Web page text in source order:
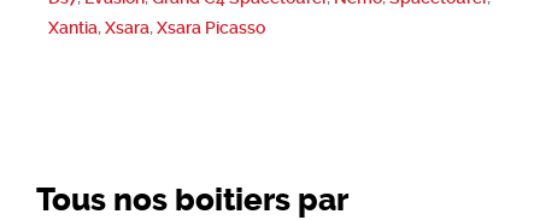
Xantia,Xsara,Xsara Picasso
Tous nos boitiers par